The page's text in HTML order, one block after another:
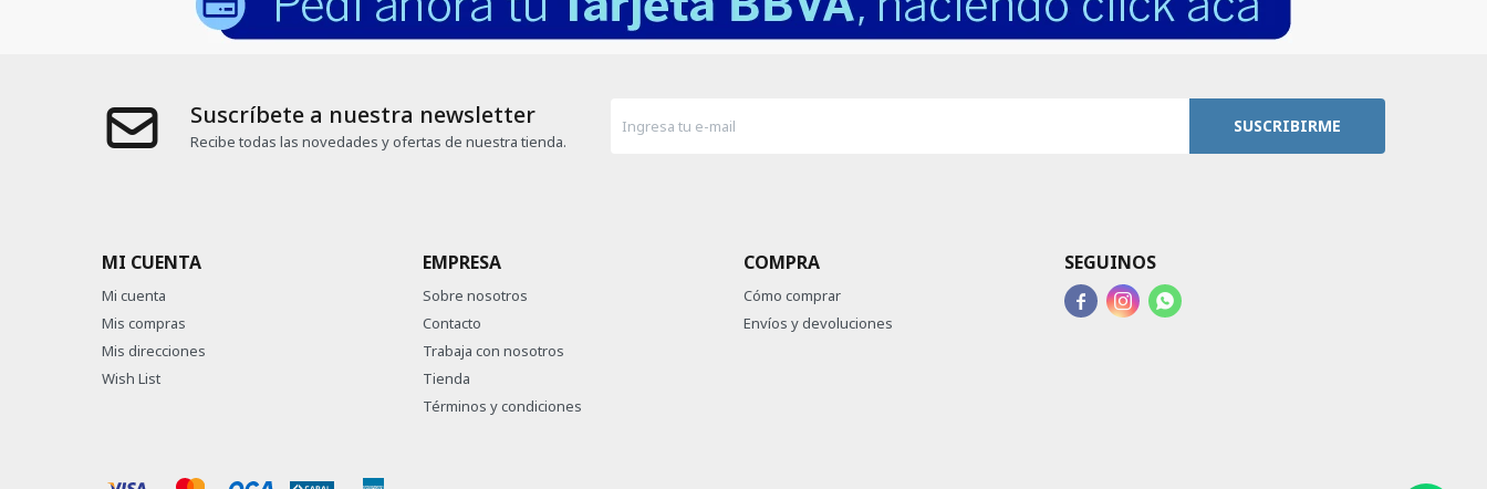
Suscríbete a nuestra newsletter
Recibe todas las novedades y ofertas de nuestra tienda.
SUSCRIBIRME
MI CUENTA
Mi cuenta
Mis compras
Mis direcciones
Wish List
EMPRESA
Sobre nosotros
Contacto
Trabaja con nosotros
Tienda
Términos y condiciones
COMPRA
Cómo comprar
Envíos y devoluciones
SEGUINOS
  